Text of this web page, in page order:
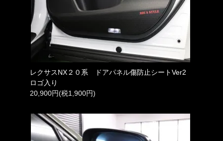
レクサスNX２０系 ドアパネル傷防止シートVer2
ロゴ入り
20,900円(税1,900円)